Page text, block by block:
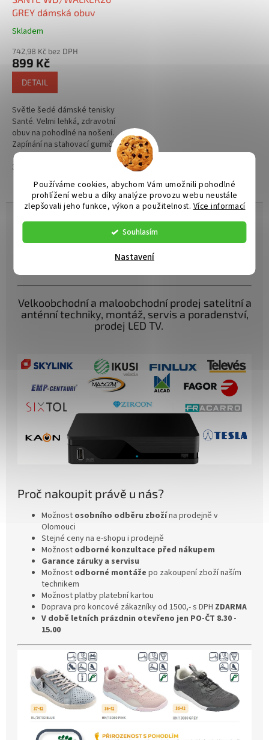
Používáme cookies, abychom Vám umožnili pohodlné
prohlížení webu a díky analýze provozu webu neustále
zlepšovali jeho funkce, výkon a použitelnost. Více informací
Souhlasím
Nastavení
GREY dámská obuv
Skladem
742,98 Kč bez DPH
899 Kč
DETAIL
Světle šedé dámské tenisky
Santé. Velmi lehká, zdravotní
obuv na pohodlné na nošení.
Zapínání na stahovací gumičku.
Uvnitř anatomicky tvarovaná
stélka pro podporu příčné i...
38
RESAT CZ - televizní a satelitní
Velkoobchodní a maloobchodní prodej satelitní a
anténní techniky, montáž, servis a poradenství,
prodej LED TV.
Proč nakoupit právě u nás?
Možnost osobního odběru zbožína prodejně v
Olomouci
Stejné ceny na e-shopu i prodejně
Možnost odborné konzultace před nákupem
Garance záruky a servisu
Možnost odborné montáže po zakoupení zboží naším
technikem
Možnost platby platební kartou
Doprava pro koncové zákazníky od 1500,- s DPH ZDARMA
V době letních prázdnin otevřeno jen PO-ČT 8.30 -
15.00